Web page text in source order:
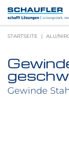
Inhalt
Hauptnavigation
Footernavigation
Logo
Schaufler
verlinkt
Startseite
STARTSEITE ALU/
Produktbilder
überspringen
Gewinde